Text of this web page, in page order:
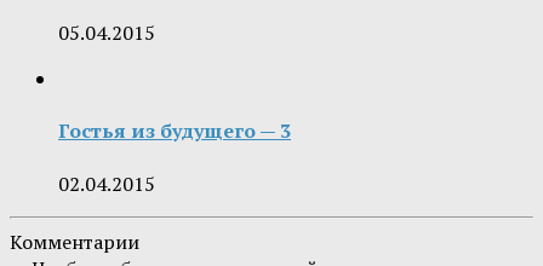
05.04.2015
Гостья из будущего — 3
02.04.2015
Комментарии